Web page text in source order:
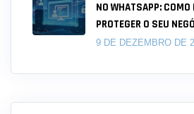
NO WHATSAPP:
PROTEGER O SEU
9 DE DEZEMBRO DE